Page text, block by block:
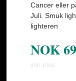
Cancer eller
Juli. Smuk
lighteren
NOK
inkl. mva.